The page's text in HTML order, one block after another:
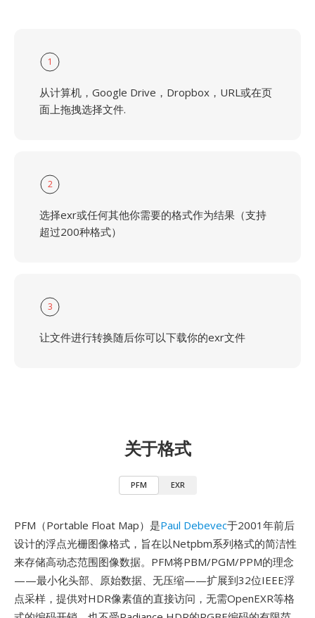
1
从计算机，Google Drive，Dropbox，URL或在页
面上拖拽选择文件.
2
选择exr或任何其他你需要的格式作为结果（支持
超过200种格式）
3
让文件进行转换随后你可以下载你的exr文件
关于格式
PFM EXR
PFM（Portable Float Map）是Paul Debevec于2001年前后
设计的浮点光栅图像格式，旨在以Netpbm系列格式的简洁性
来存储高动态范围图像数据。PFM将PBM/PGM/PPM的理念
——最小化头部、原始数据、无压缩——扩展到32位IEEE浮
点采样，提供对HDR像素值的直接访问，无需OpenEXR等格